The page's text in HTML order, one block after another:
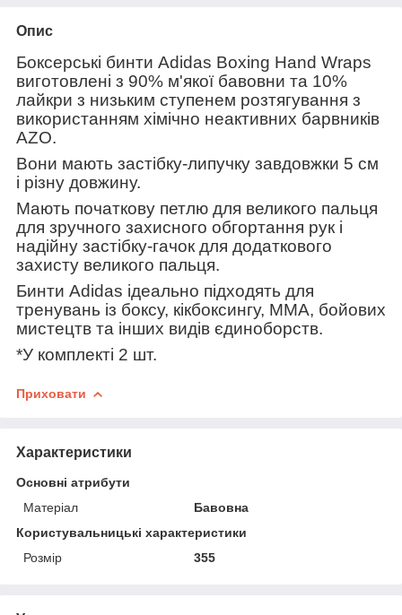
Опис
Боксерські бинти Adidas Boxing Hand Wraps
виготовлені з 90% м'якої бавовни та 10%
лайкри з низьким ступенем розтягування з
використанням хімічно неактивних барвників
AZO.
Вони мають застібку-липучку завдовжки 5 см
і різну довжину.
Мають початкову петлю для великого пальця
для зручного захисного обгортання рук і
надійну застібку-гачок для додаткового
захисту великого пальця.
Бинти Adidas ідеально підходять для
тренувань із боксу, кікбоксингу, ММА, бойових
мистецтв та інших видів єдиноборств.
*У комплекті 2 шт.
Приховати
Характеристики
Основні атрибути
Матеріал
Бавовна
Користувальницькі характеристики
Розмір
355